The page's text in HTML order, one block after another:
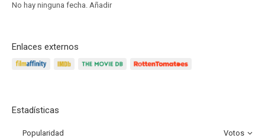
No hay ninguna fecha. Añadir
Enlaces externos
Estadísticas
Popularidad Votos